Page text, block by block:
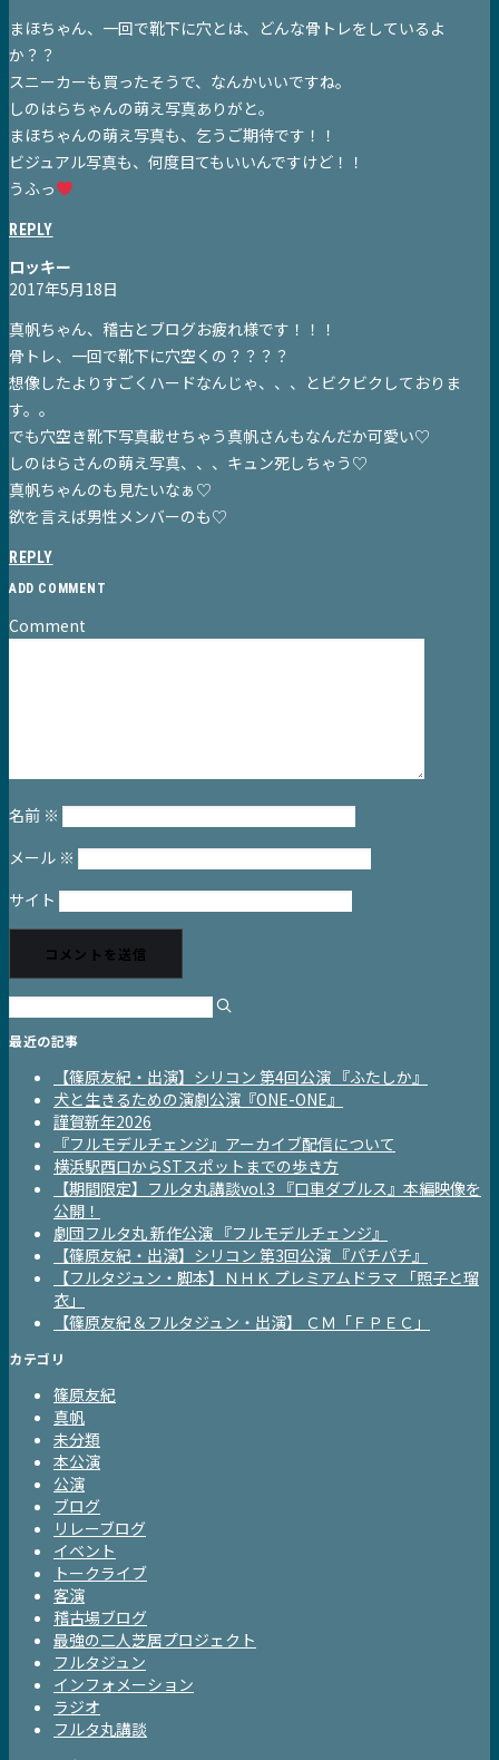
まほちゃん、一回で靴下に穴とは、どんな骨トレをしているよ
か？？
スニーカーも買ったそうで、なんかいいですね。
しのはらちゃんの萌え写真ありがと。
まほちゃんの萌え写真も、乞うご期待です！！
ビジュアル写真も、何度目てもいいんですけど！！
うふっ
REPLY
ロッキー
2017年5月18日
真帆ちゃん、稽古とブログお疲れ様です！！！
骨トレ、一回で靴下に穴空くの？？？？
想像したよりすごくハードなんじゃ、、、とビクビクしておりま
す。。
でも穴空き靴下写真載せちゃう真帆さんもなんだか可愛い♡
しのはらさんの萌え写真、、、キュン死しちゃう♡
真帆ちゃんのも見たいなぁ♡
欲を言えば男性メンバーのも♡
REPLY
ADD COMMENT
Comment
名前 ※
メール ※
サイト
最近の記事
【篠原友紀・出演】シリコン 第4回公演 『ふたしか』
犬と生きるための演劇公演『ONE-ONE』
謹賀新年2026
『フルモデルチェンジ』アーカイブ配信について
横浜駅西口からSTスポットまでの歩き方
【期間限定】フルタ丸講談vol.3 『口車ダブルス』本編映像を
公開！
劇団フルタ丸 新作公演 『フルモデルチェンジ』
【篠原友紀・出演】シリコン 第3回公演 『パチパチ』
【フルタジュン・脚本】ＮＨＫ プレミアムドラマ 「照子と瑠
衣」
【篠原友紀＆フルタジュン・出演】 ＣＭ「ＦＰＥＣ」
カテゴリ
篠原友紀
真帆
未分類
本公演
公演
ブログ
リレーブログ
イベント
トークライブ
客演
稽古場ブログ
最強の二人芝居プロジェクト
フルタジュン
インフォメーション
ラジオ
フルタ丸講談